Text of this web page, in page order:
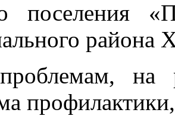
поселения
района
на